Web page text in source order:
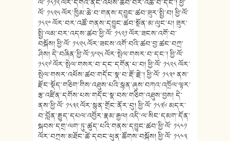
ལོ་ ༡༨༡༢ ལོར་དགའ་ནང་འཕོས་ཚབ་བར་འཚོ་བ་དང་། ཕྱི་
ལོ་ ༡༨༢༥ ལོར་ཁྱིམ་ཆེ་བ་གནས་དབྱུང་ཚབ་ཟུར་སྤྱི་བ། ཕྱི་ལོ་
༡༨༢༠ ལོར་བར་འཚོ་གནས་དབྱུང་ཚབ་སྔོན་མ་ལུང་པ། ཟུར་
སྤྱི་ལམ་བར་འདས་ཚབ་ཕྱི་ལོ་ ༡༨༢༡ ལོར་ཟངས་འགོ་བ་
བསྐོས། ཕྱི་ལོ་ ༡༨༢༥ ལོར་ཟངས་འགོ་བའི་ཚབ་བྱ་ཚང་བཀྲ་
ཤིས། དེ་བཞིན་ཕྱི་ལོ་༡༩༢༥ ལོར་སྤེལ་གསར་བ་དང་། ཕྱི་ལོ་
༡༨༢༧ ལོར་སྤེལ་གསར་བ་དང་དགོན་པ་བ། ཕྱི་ལོ་ ༡༨༢༨ ལོར་
སྤེལ་གསར་འཕོས་ཚབ་གདོང་སྣ་བ་རྡོ་རྗེ་། ཕྱི་ལོ་ ༡༨༣༠ ནས་
རྫོང་སྡོད་གཅིག་གིས་འཐུས་པའི་སྙན་ཞུས་བཀའ་འཁྲོལ་ལྟར་
རྩ་འཛིན་དགོས་པས་གདོང་སྣ་བས་གཅིག་འཐུས་བྱས། དེ་
ནས་ཕྱི་ལོ་ ༡༨༣༢ ལོར་སྙན་གྲོང་ནོར་བུ། ཕྱི་ལོ་ ༡༨༣༦ མདར་
བ་བློན་རྒྱུད་དཔལ་འབྱོར་རྣམ་རྒྱལ། འདི་ལ་སིང་དམག་དོན་
སྐབས་དགྲ་ལག་ཏུ་ཚུད་པའི་གནས་དབྱུང་ཚབ་ཕྱི་ལོ་ ༡༨༤༡
ལོར་བཀྲས་མཐོང་ཚེ་དབང་ཕུན་ཚོགས་བསྐོས། ཕྱི་ལོ་ ༡༨༤༣